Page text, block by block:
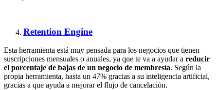
Retention Engine
Esta herramienta está muy pensada para los negocios que tienen
suscripciones mensuales o anuales, ya que te va a ayudar a reducir
el porcentaje de bajas de un negocio de membresía. Según la
propia herramienta, hasta un 47% gracias a su inteligencia artificial,
gracias a que ayuda a mejorar el flujo de cancelación.